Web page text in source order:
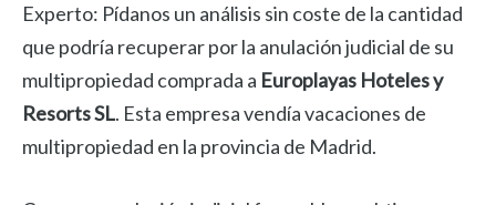
Experto: Pídanos un análisis sin coste de la cantidad
que podría recuperar por la anulación judicial de su
multipropiedad comprada a Europlayas Hoteles y
Resorts SL. Esta empresa vendía vacaciones de
multipropiedad en la provincia de Madrid.